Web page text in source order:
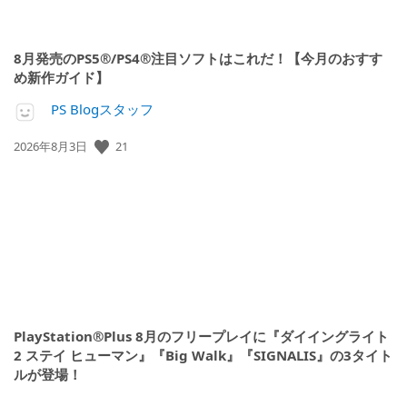
8月発売のPS5®/PS4®注目ソフトはこれだ！【今月のおすす
め新作ガイド】
PS Blogスタッフ
公
2026年8月3日 21
PlayStation®Plus 8月のフリープレイに『ダイイングライト
2 ステイ ヒューマン』『Big Walk』『SIGNALIS』の3タイト
ルが登場！